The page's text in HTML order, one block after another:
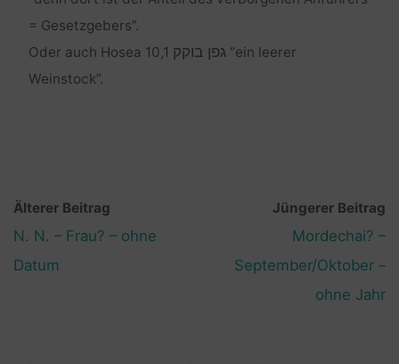
= Gesetzgebers”.
Oder auch Hosea 10,1 גפן בוקק “ein leerer
Weinstock”.
Älterer Beitrag
N. N. – Frau? – ohne
Datum
Jüngerer Beitrag
Mordechai? –
September/Oktober –
ohne Jahr